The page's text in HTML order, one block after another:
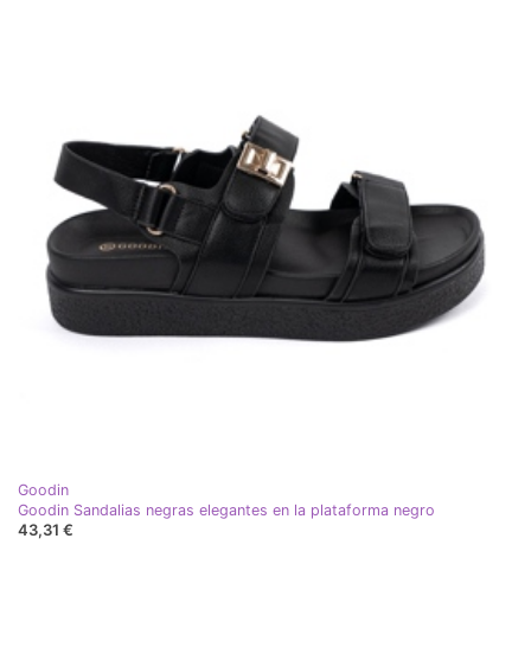
Goodin
Goodin Sandalias negras elegantes en la plataforma negro
43,31 €